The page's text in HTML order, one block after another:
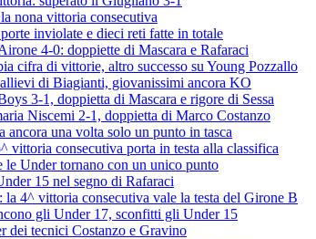
nona vittoria consecutiva
inviolate e dieci reti fatte in totale
4-0: doppiette di Mascara e Rafaraci
cifra di vittorie, altro successo su Young Pozzallo
di Biagianti, giovanissimi ancora KO
3-1, doppietta di Mascara e rigore di Sessa
Niscemi 2-1, doppietta di Marco Costanzo
una volta solo un punto in tasca
vittoria consecutiva porta in testa alla classifica
Under tornano con un unico punto
15 nel segno di Rafaraci
la 4^ vittoria consecutiva vale la testa del Girone B
gli Under 17, sconfitti gli Under 15
dei tecnici Costanzo e Gravino